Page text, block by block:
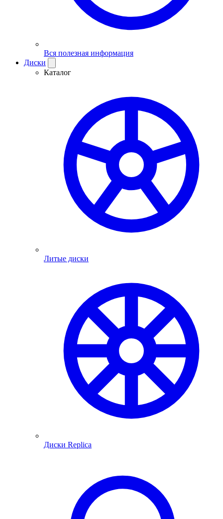
Вся полезная информация
Диски
Каталог
Литые диски
Диски Replica